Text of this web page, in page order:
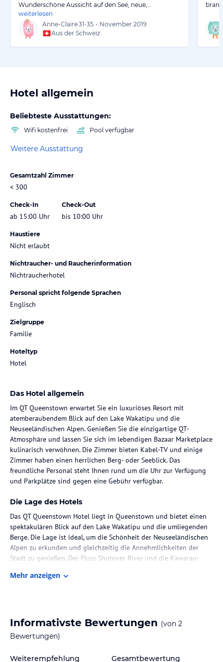
Wunderschöne Aussicht auf den See, neue,…
weiterlesen
Anne-Claire31-35 • November 2019
Aus der Schweiz
Hotel allgemein
Beliebteste Ausstattungen:
Wifi kostenfrei Pool verfügbar
Weitere Ausstattung
Gesamtzahl Zimmer
< 300
Check-In
ab 15:00 Uhr
Check-Out
bis 10:00 Uhr
Haustiere
Nicht erlaubt
Nichtraucher- und Raucherinformation
Nichtraucherhotel
Personal spricht folgende Sprachen
Englisch
Zielgruppe
Familie
Hoteltyp
Hotel
Das Hotel allgemein
Im QT Queenstown erwartet Sie ein luxuriöses Resort mit
atemberaubendem Blick auf den Lake Wakatipu und die
Neuseeländischen Alpen. Genießen Sie die einzigartige QT-
Atmosphäre und lassen Sie sich im lebendigen Bazaar Marketplace
kulinarisch verwöhnen. Die Zimmer bieten Kabel-TV und einige
Zimmer haben einen herrlichen Berg- oder Seeblick. Das
freundliche Personal steht Ihnen rund um die Uhr zur Verfügung
und Parkplätze sind gegen eine Gebühr verfügbar.
Die Lage des Hotels
Das QT Queenstown Hotel liegt in Queenstown und bietet einen
spektakulären Blick auf den Lake Wakatipu und die umliegenden
Berge. Die Lage ist ideal, um die Schönheit der Neuseeländischen
Alpen zu erkunden und gleichzeitig die Annehmlichkeiten der
Stadt zu genießen. Der Fluss Shotover River und die Kawarau-
sind nur wenige Kilometer entfernt. Der Flughafen Queenstown ist
Die Zimmer im QT Queenstown sind komfortabel und stilvoll
eingerichtet. Zur Ausstattung gehören Kabel-TV, ein eigenes
Zimmer verfügen über einen Balkon oder eine Terrasse, von denen
Mehr anzeigen
Informativste Bewertungen (von 2
Bewertungen)
Weiterempfehlung Gesamtbewertung